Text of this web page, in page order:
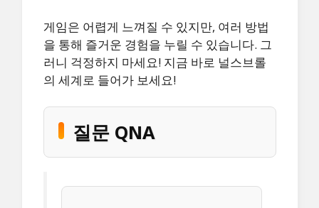
게임은 어렵게 느껴질 수 있지만, 여러 방법
을 통해 즐거운 경험을 누릴 수 있습니다. 그
러니 걱정하지 마세요! 지금 바로 널스브롤
의 세계로 들어가 보세요!
질문 QNA